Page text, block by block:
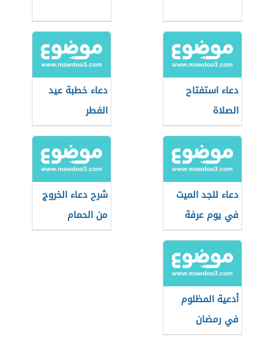
دعاء استفتاح
الصلاة
دعاء خطبة عيد
الفطر
دعاء للجد الميت
في يوم عرفة
شرح دعاء الخروج
من الحمام
للأطفال
أدعية المظلوم
في رمضان